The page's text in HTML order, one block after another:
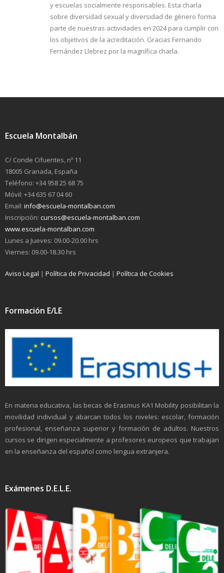
y escuelas socialmente responsables. Esta charla
sobre diversidad sexual y diversidad de género forma
parte de nuestras actividades en 2024 para cumplir con
los objetivos de la acreditación. Gracias Fernando
Fernández Llebrez por la magnífica charla.
Escuela Montalbán
C/ Conde Cifuentes, nº 11
18005 Granada, España
Teléfono: +34 958 25 68 75
Móvil: +34 635 67 04 60
Email: info@escuela-montalban.com
Inscripción: cursos@escuela-montalban.com
www.escuela-montalban.com
Lunes a Jueves: 09.00-20.00 hrs
Viernes: 09.00-18.30 hrs
Aviso Legal | Política de Privacidad | Política de Cookies
Formación E/LE
En materia educativa, las becas de Erasmus KA1 Mobility posibilitan la
movilidad individual y abarcan todos los niveles: escolar, formación
profesional, enseñanza superior y formación de adultos. Nuestros
cursos se dirigen especialmente a profesores europeos que trabajan
en la enseñanza del español como lengua extranjera.
Exámenes D.E.L.E.